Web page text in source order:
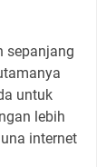
sepanjang
untuk
lebih
internet